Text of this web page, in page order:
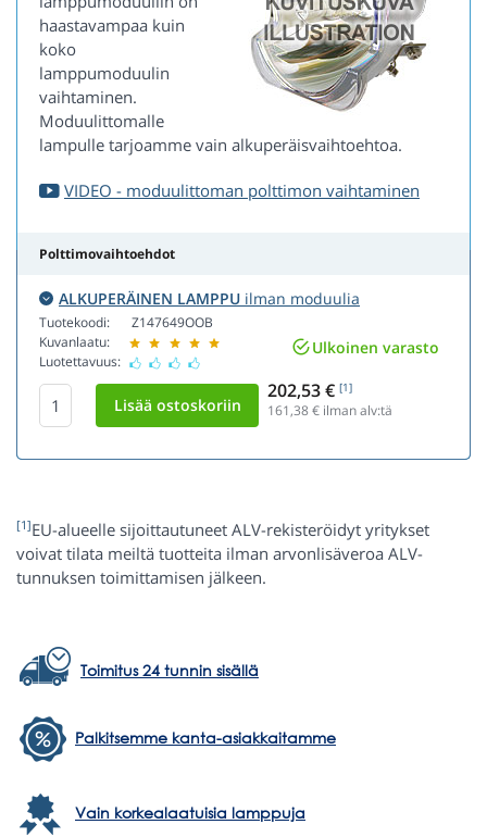
haastavampaa kuin
koko
lamppumoduulin
vaihtaminen.
Moduulittomalle
lampulle tarjoamme vain alkuperäisvaihtoehtoa.
VIDEO - moduulittoman polttimon vaihtaminen
Polttimovaihtoehdot
ALKUPERÄINEN LAMPPU ilman moduulia
Tuotekoodi:
Kuvanlaatu:
Luotettavuus:
Z147649OOB
Ulkoinen varasto
202,53 € [1]
161,38€ ilman alv:tä
[1]EU-alueelle sijoittautuneet ALV-rekisteröidyt yritykset
voivat tilata meiltä tuotteita ilman arvonlisäveroa ALV-
tunnuksen toimittamisen jälkeen.
Toimitus 24 tunnin sisällä
Palkitsemme kanta-asiakkaitamme
Vain korkealaatuisia lamppuja